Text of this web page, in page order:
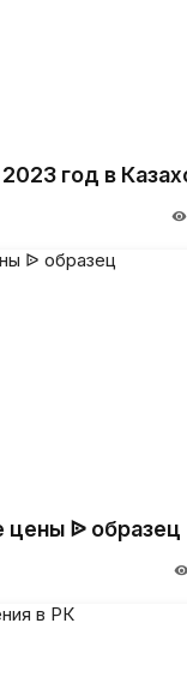
год в
цены ᐉ образец